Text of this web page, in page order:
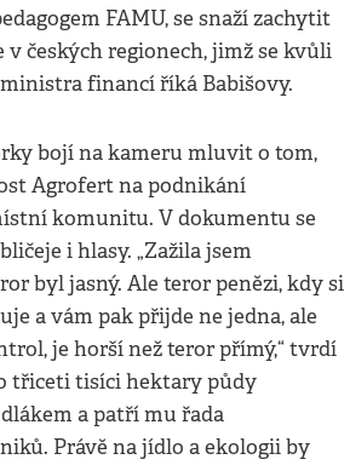
FAMU, se snaží zachytit
v českých regionech, jimž se kvůli
financí říká Babišovy.
bojí na kameru mluvit o tom,
Agrofert na podnikání
komunitu. V dokumentu se
i hlasy. „Zažila jsem
byl jasný. Ale teror penězi, kdy si
a vám pak přijde ne jedna, ale
je horší než teror přímý,“ tvrdí
třiceti tisíci hektary půdy
a patří mu řada
Právě na jídlo a ekologii by